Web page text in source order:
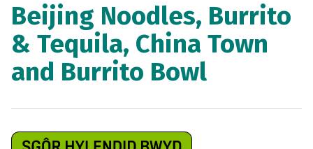
Beijing Noodles, Burrito
& Tequila, China Town
and Burrito Bowl